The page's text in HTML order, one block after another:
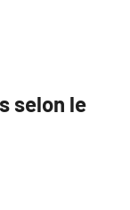
selon le